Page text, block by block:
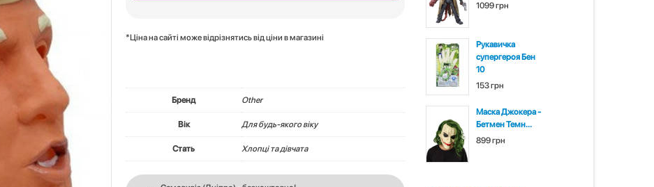
*Ціна на сайті може відрізнятись від ціни в магазині
Бренд Other
Вік Для будь-якого віку
Стать Хлопці та дівчата
1099 грн
Рукавичка
супергероя Бен
10
153 грн
Маска Джокера -
Бетмен Темн...
899 грн